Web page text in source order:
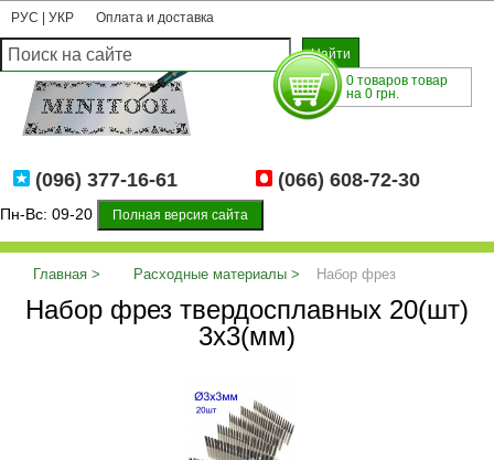
РУС УКР Оплата и доставка
0 товаров товар
на 0 грн.
(096) 377-16-61 (066) 608-72-30
Пн-Вс: 09-20 Полная версия сайта
Главная Расходные материалы
Набор фрез
твердосплавных 20(шт) 3х3(мм)
Набор фрез твердосплавных 20(шт)
3х3(мм)